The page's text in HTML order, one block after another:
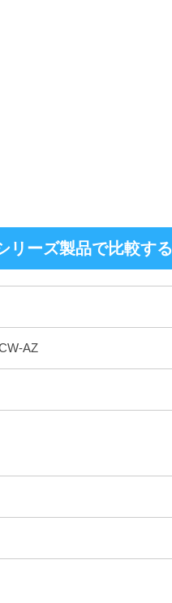
リーズ製品で比較する
AZ